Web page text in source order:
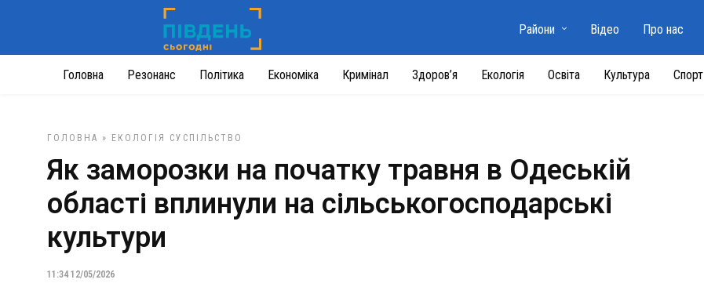
Головна Резонанс Політика Економіка Кримінал Здоров’я Екологія Освіта Культура Спорт
Райони Відео Про нас
ГОЛОВНА » ЕКОЛОГІЯ СУСПІЛЬСТВО
Як заморозки на початку травня в Одеській
області вплинули на сільськогосподарські
культури
11:34 12/05/2026